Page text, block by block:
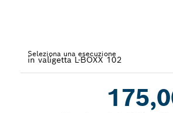
Seleziona una esecuzione